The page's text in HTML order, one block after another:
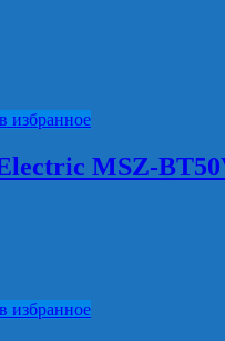
избранное
MSZ-
избранное